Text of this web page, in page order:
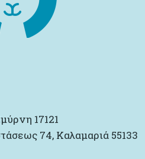
17121
74, Καλαμαριά 55133